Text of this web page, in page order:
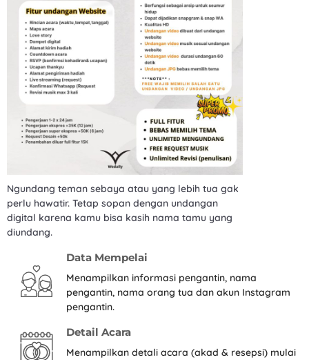
Ngundang teman sebaya atau yang lebih tua gak
perlu hawatir. Tetap sopan dengan undangan
digital karena kamu bisa kasih nama tamu yang
diundang.
Data Mempelai
Menampilkan informasi pengantin, nama
pengantin, nama orang tua dan akun Instagram
pengantin.
Detail Acara
Menampilkan detali acara (akad & resepsi) mulai